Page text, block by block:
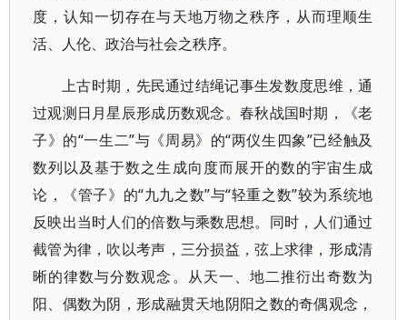
度，认知一切存在与天地万物之秩序，从而理顺生
活、人伦、政治与社会之秩序。
上古时期，先民通过结绳记事生发数度思维，通
过观测日月星辰形成历数观念。春秋战国时期，《老
子》的“一生二”与《周易》的“两仪生四象”已经触及
数列以及基于数之生成向度而展开的数的宇宙生成
论，《管子》的“九九之数”与“轻重之数”较为系统地
反映出当时人们的倍数与乘数思想。同时，人们通过
截管为律，吹以考声，三分损益，弦上求律，形成清
晰的律数与分数观念。从天一、地二推衍出奇数为
阳、偶数为阴，形成融贯天地阴阳之数的奇偶观念，